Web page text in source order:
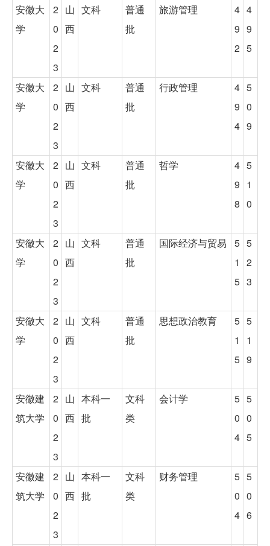
安徽大
学
2
0
2
3
山
西
文科
普通
批
旅游管理
4
9
2
4
9
5
安徽大
学
2
0
2
3
山
西
文科
普通
批
行政管理
4
9
4
5
0
9
安徽大
学
2
0
2
3
山
西
文科
普通
批
哲学
4
9
8
5
1
0
安徽大
学
2
0
2
3
山
西
文科
普通
批
国际经济与贸易
5
1
5
5
2
3
安徽大
学
2
0
2
3
山
西
文科
普通
批
思想政治教育
5
1
5
5
1
9
安徽建
筑大学
2
0
2
3
山
西
本科一
批
文科
类
会计学
5
0
4
5
0
5
安徽建
筑大学
2
0
2
3
山
西
本科一
批
文科
类
财务管理
5
0
4
5
0
6